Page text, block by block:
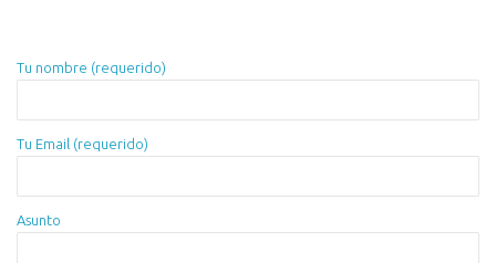
Tu nombre (requerido)
Tu Email (requerido)
Asunto